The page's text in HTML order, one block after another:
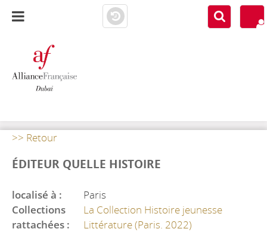
>> Retour
ÉDITEUR QUELLE HISTOIRE
localisé à :
Paris
Collections
rattachées :
La Collection Histoire jeunesse
Littérature (Paris. 2022)